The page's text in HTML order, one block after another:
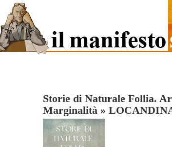
Storie di Naturale Follia.
Marginalità »